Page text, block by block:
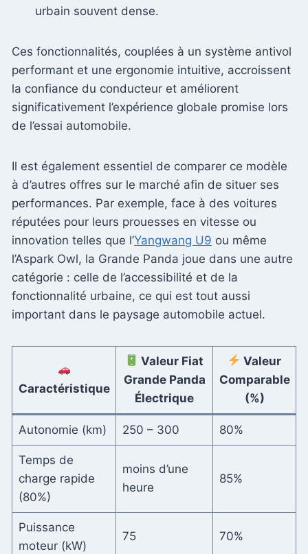
urbain souvent dense.
Ces fonctionnalités, couplées à un système antivol
performant et une ergonomie intuitive, accroissent
la confiance du conducteur et améliorent
significativement l’expérience globale promise lors
de l’essai automobile.
Il est également essentiel de comparer ce modèle
à d’autres offres sur le marché afin de situer ses
performances. Par exemple, face à des voitures
réputées pour leurs prouesses en vitesse ou
innovation telles que l’Yangwang U9 ou même
l’Aspark Owl, la Grande Panda joue dans une autre
catégorie : celle de l’accessibilité et de la
fonctionnalité urbaine, ce qui est tout aussi
important dans le paysage automobile actuel.
Caractéristique
Valeur Fiat
Grande Panda
Électrique
Valeur
Comparable
(%)
Autonomie (km) 250 – 300 80%
Temps de
charge rapide
(80%)
moins d’une
heure
85%
Puissance
moteur (kW)
75 70%